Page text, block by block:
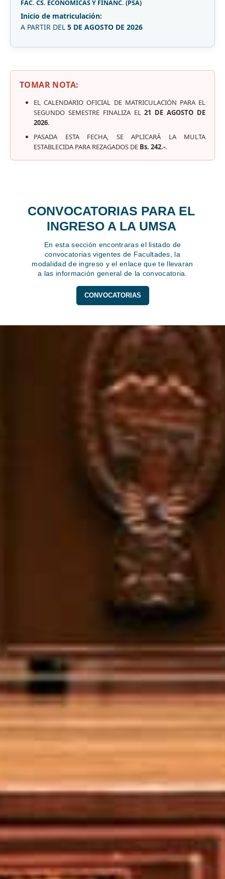
FAC. CS. ECONÓMICAS Y FINANC. (PSA)
Inicio de matriculación:
A PARTIR DEL 5 DE AGOSTO DE 2026
TOMAR NOTA:
EL CALENDARIO OFICIAL DE MATRICULACIÓN PARA EL
SEGUNDO SEMESTRE FINALIZA EL21 DE AGOSTO DE
2026.
PASADA ESTA FECHA, SE APLICARÁ LA MULTA
ESTABLECIDA PARA REZAGADOS DE Bs. 242.-.
CONVOCATORIAS PARA EL
INGRESO A LA UMSA
En esta sección encontraras el listado de
convocatorias vigentes de Facultades, la
modalidad de ingreso y el enlace que te llevaran
a las información general de la convocatoria.
CONVOCATORIAS